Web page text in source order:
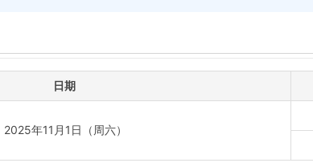
日期
2025年11月1日（周六）